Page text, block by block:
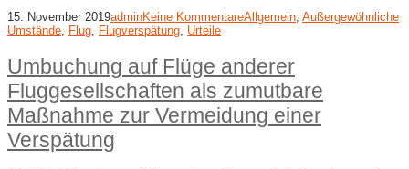
15. November 2019adminKeine KommentareAllgemein, Außergewöhnliche
Umstände, Flug, Flugverspätung, Urteile
Umbuchung auf Flüge anderer
Fluggesellschaften als zumutbare
Maßnahme zur Vermeidung einer
Verspätung